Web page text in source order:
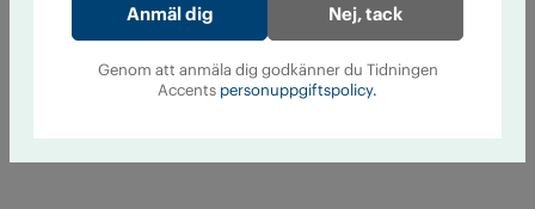
Nej, tack
Genom att anmäla dig godkänner du Tidningen
Accents personuppgiftspolicy.